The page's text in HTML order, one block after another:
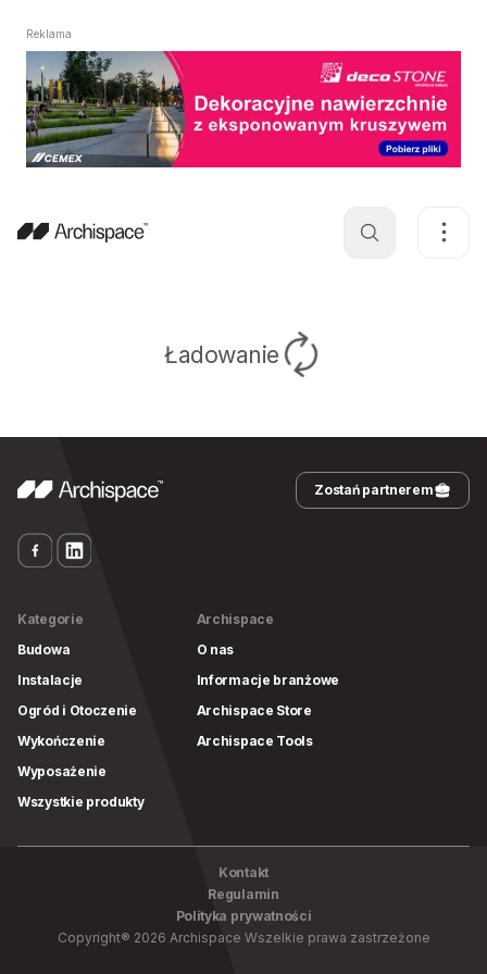
Reklama
Ładowanie
Zostań partnerem
Kategorie
Budowa
Instalacje
Ogród i Otoczenie
Wykończenie
Wyposażenie
Wszystkie produkty
Archispace
O nas
Informacje branżowe
Archispace Store
Archispace Tools
Kontakt
Regulamin
Polityka prywatności
Copyright® 2026 Archispace Wszelkie prawa zastrzeżone